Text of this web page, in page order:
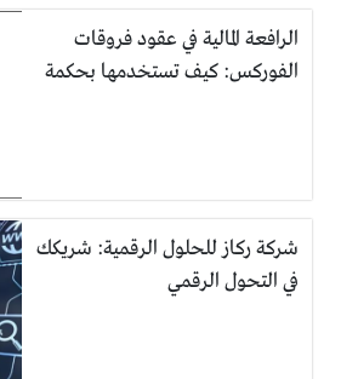
الرافعة المالية في عقود فروقات
الفوركس: كيف تستخدمها بحكمة
شركة ركاز للحلول الرقمية: شريكك
في التحول الرقمي